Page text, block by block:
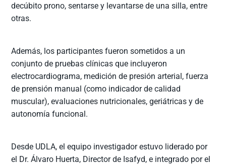
decúbito prono, sentarse y levantarse de una silla, entre
otras.
Además, los participantes fueron sometidos a un
conjunto de pruebas clínicas que incluyeron
electrocardiograma, medición de presión arterial, fuerza
de prensión manual (como indicador de calidad
muscular), evaluaciones nutricionales, geriátricas y de
autonomía funcional.
Desde UDLA, el equipo investigador estuvo liderado por
el Dr. Álvaro Huerta, Director de Isafyd, e integrado por el